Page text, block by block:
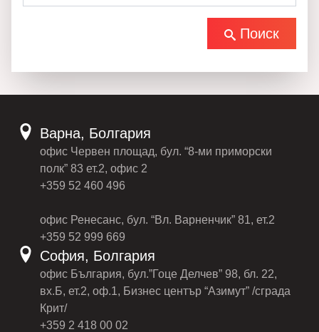
Поиск
Варна, Болгария
офис Червен площад, бул. “8-ми приморски
полк” 83 ет.2, офис 2
+359 52 460 496
офис Ренесанс, бул. “Вл. Варненчик” 81, ет.2
+359 52 999 669
София, Болгария
офис България, бул.”Гоце Делчев” 98, бл. 22,
вх.Б, ет.2, оф.1, Бизнес център “Азимут” /сграда
Крит/
+359 2 418 00 02